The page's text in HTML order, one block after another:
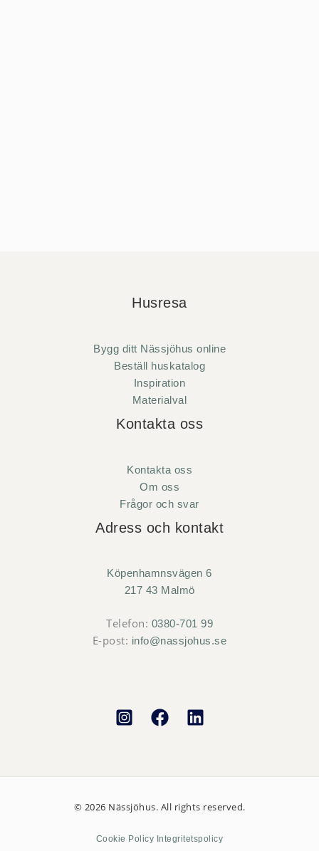
Husresa
Bygg ditt Nässjöhus online
Beställ huskatalog
Inspiration
Materialval
Kontakta oss
Kontakta oss
Om oss
Frågor och svar
Adress och kontakt
Köpenhamnsvägen 6
217 43 Malmö
Telefon: 0380-701 99
E-post: info@nassjohus.se
© 2026 Nässjöhus. All rights reserved.
Cookie Policy Integritetspolicy